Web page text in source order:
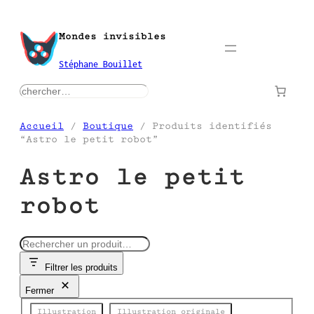
contenu
Mondes invisibles
Stéphane Bouillet
rechercher
Accueil / Boutique / Produits identifiés
“Astro le petit robot”
Astro le petit
robot
R
e
e
Filtrer les produits
Fermer
Catégorie
Illustration Illustration originale